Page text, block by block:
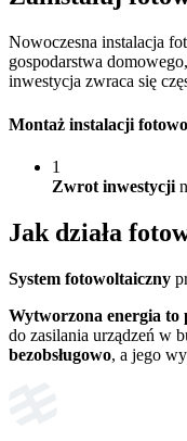
Nowoczesna instalacja
gospodarstwa
inwestycja zwraca się
Montaż instalacji
1
Zwrot inwestycji
Jak działa
System fotowoltaiczny
Wytworzona energia to
do zasilania urządzeń w
bezobsługowo, a jego